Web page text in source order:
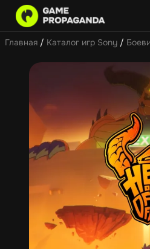
Главная / Каталог игр Sony /